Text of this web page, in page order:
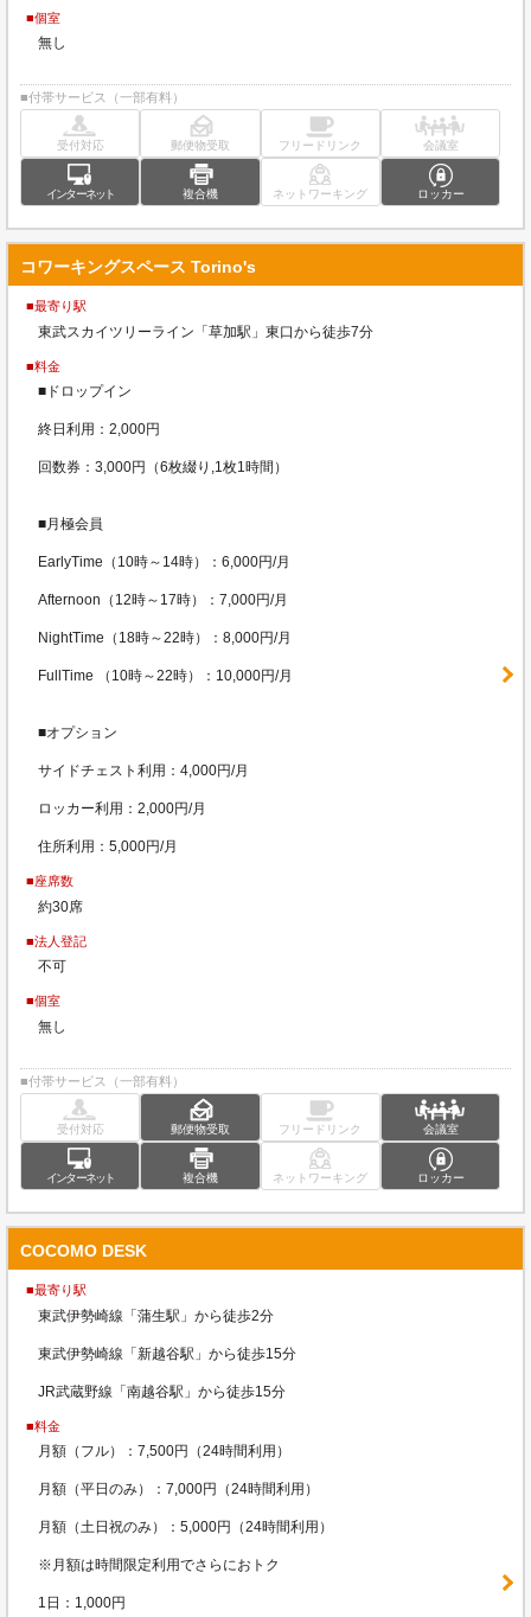
■個室
無し
■付帯サービス（一部有料）
受付対応 郵便物受取 フリードリンク 会議室
インターネット 複合機 ネットワーキング ロッカー
コワーキングスペース Torino's
■最寄り駅
東武スカイツリーライン「草加駅」東口から徒歩7分
■料金
■ドロップイン
終日利用：2,000円
回数券：3,000円（6枚綴り,1枚1時間）
■月極会員
EarlyTime（10時～14時）：6,000円/月
Afternoon（12時～17時）：7,000円/月
NightTime（18時～22時）：8,000円/月
FullTime （10時～22時）：10,000円/月
■オプション
サイドチェスト利用：4,000円/月
ロッカー利用：2,000円/月
住所利用：5,000円/月
■座席数
約30席
■法人登記
不可
■個室
無し
■付帯サービス（一部有料）
受付対応 郵便物受取 フリードリンク 会議室
インターネット 複合機 ネットワーキング ロッカー
COCOMO DESK
■最寄り駅
東武伊勢崎線「蒲生駅」から徒歩2分
東武伊勢崎線「新越谷駅」から徒歩15分
JR武蔵野線「南越谷駅」から徒歩15分
■料金
月額（フル）：7,500円（24時間利用）
月額（平日のみ）：7,000円（24時間利用）
月額（土日祝のみ）：5,000円（24時間利用）
※月額は時間限定利用でさらにおトク
1日：1,000円